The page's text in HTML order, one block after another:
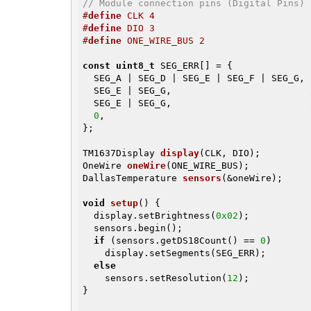
// Module connection pins (Digital Pins)
#define CLK 4
#define DIO 3
#define ONE_WIRE_BUS 2
const uint8_t SEG_ERR[] = {
  SEG_A | SEG_D | SEG_E | SEG_F | SEG_G,
  SEG_E | SEG_G,
  SEG_E | SEG_G,
0 ,
};
TM1637Display display(CLK, DIO)
OneWire oneWire(ONE_WIRE_BUS)
DallasTemperature sensors (&oneWire) ;
void setup()
{
  display.setBrightness(
0x02 );
if (sensors.getDS18Count() == 0 )
else
    sensors.setResolution(
12 );
}